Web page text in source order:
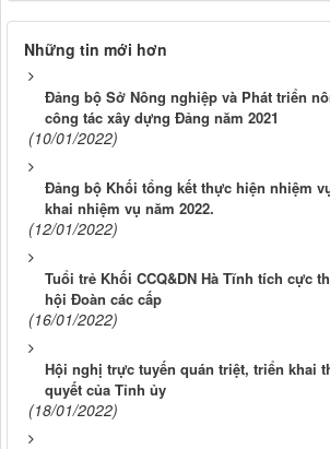
Những tin mới hơn
Đảng bộ Sở Nông nghiệp và Phát triển
công tác xây dựng Đảng năm 2021
(10/01/2022)
Đảng bộ Khối tổng kết thực hiện nhiệm
khai nhiệm vụ năm 2022.
(12/01/2022)
Tuổi trẻ Khối CCQ&DN Hà Tĩnh tích cực
hội Đoàn các cấp
(16/01/2022)
Hội nghị trực tuyến quán triệt, triển khai
quyết của Tỉnh ủy
(18/01/2022)